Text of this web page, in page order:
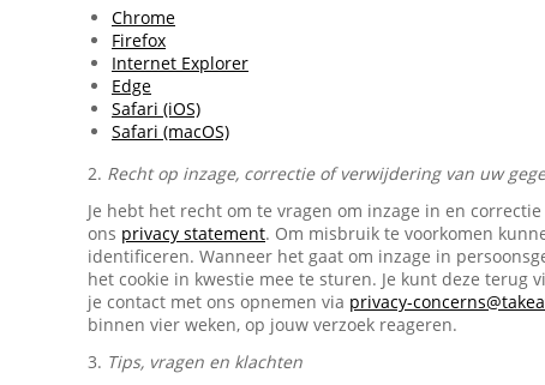
Chrome
Firefox
Internet Explorer
Edge
Safari (iOS)
Safari (macOS)
2. Recht op inzage, correctie of verwijdering van uw
Je hebt het recht om te vragen om inzage in en
ons privacy statement. Om misbruik te voorkomen
identificeren. Wanneer het gaat om inzage in
het cookie in kwestie mee te sturen. Je kunt deze
je contact met ons opnemen via privacy-
binnen vier weken, op jouw verzoek reageren.
3. Tips, vragen en klachten